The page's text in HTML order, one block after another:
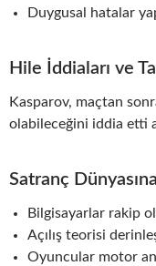
Duygusal hatalar
Hile İddiaları ve
Kasparov, maçtan
olabileceğini iddia etti
Satranç
Bilgisayarlar rakip
Açılış teorisi
Oyuncular motor